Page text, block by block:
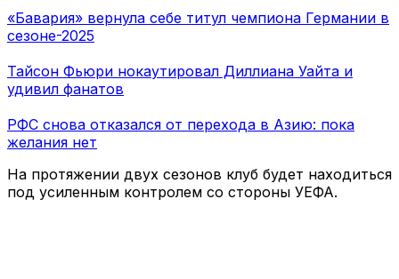
«Бавария» вернула себе титул чемпиона Германии в
сезоне-2025
Тайсон Фьюри нокаутировал Диллиана Уайта и
удивил фанатов
РФС снова отказался от перехода в Азию: пока
желания нет
На протяжении двух сезонов клуб будет находиться
под усиленным контролем со стороны УЕФА.